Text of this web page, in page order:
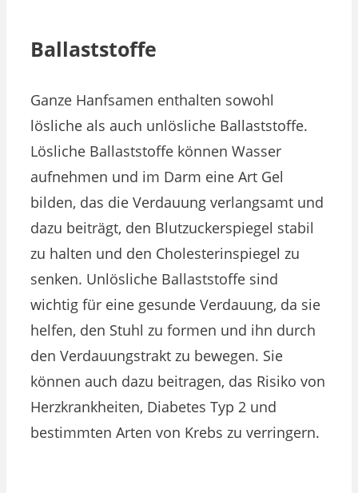
Ballaststoffe
Ganze Hanfsamen enthalten sowohl
lösliche als auch unlösliche Ballaststoffe.
Lösliche Ballaststoffe können Wasser
aufnehmen und im Darm eine Art Gel
bilden, das die Verdauung verlangsamt und
dazu beiträgt, den Blutzuckerspiegel stabil
zu halten und den Cholesterinspiegel zu
senken. Unlösliche Ballaststoffe sind
wichtig für eine gesunde Verdauung, da sie
helfen, den Stuhl zu formen und ihn durch
den Verdauungstrakt zu bewegen. Sie
können auch dazu beitragen, das Risiko von
Herzkrankheiten, Diabetes Typ 2 und
bestimmten Arten von Krebs zu verringern.